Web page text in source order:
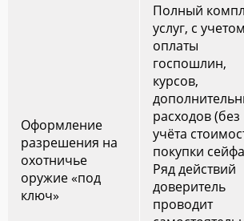
Оформление
разрешения на
охотничье
оружие «под
ключ»
Полный
услуг, с учетом
оплаты
госпошлин,
курсов,
расходов (без
учёта
покупки
Ряд действий
доверитель
проводит